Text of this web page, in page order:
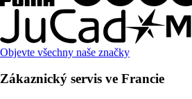
Objevte všechny naše značky
Zákaznický servis ve Francie